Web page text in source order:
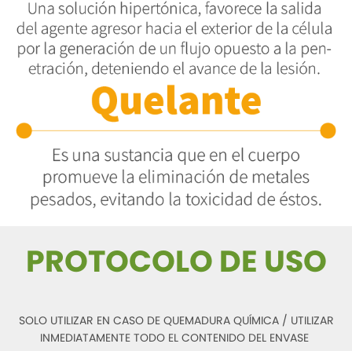
PROTOCOLO DE USO
SOLO UTILIZAR EN CASO DE QUEMADURA QUÍMICA / UTILIZAR
INMEDIATAMENTE TODO EL CONTENIDO DEL ENVASE